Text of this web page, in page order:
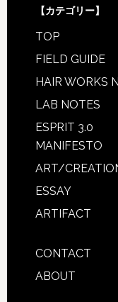
【カテゴリー】
TOP
FIELD GUIDE
HAIR WORKS
LAB NOTES
ESPRIT 3.0
MANIFESTO
ART/
ESSAY
ARTIFACT
CONTACT
ABOUT